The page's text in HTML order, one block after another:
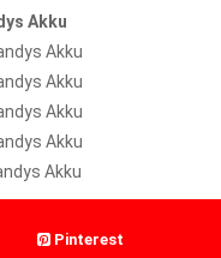
Akku
Akku
Akku
Akku
Akku
Akku
Pinterest